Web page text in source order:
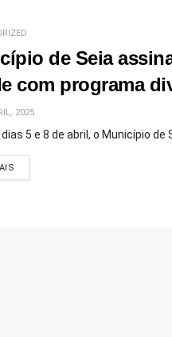
de Seia
com programa
2025
5 e 8 de abril, o Município